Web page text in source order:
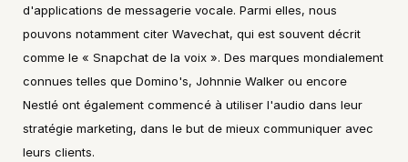
d'applications de messagerie vocale. Parmi elles, nous
pouvons notamment citer Wavechat, qui est souvent décrit
comme le « Snapchat de la voix ». Des marques mondialement
connues telles que Domino's, Johnnie Walker ou encore
Nestlé ont également commencé à utiliser l'audio dans leur
stratégie marketing, dans le but de mieux communiquer avec
leurs clients.